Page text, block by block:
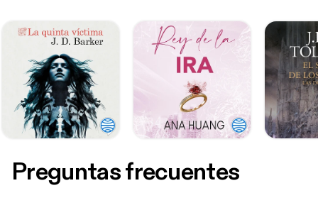
Preguntas frecuentes